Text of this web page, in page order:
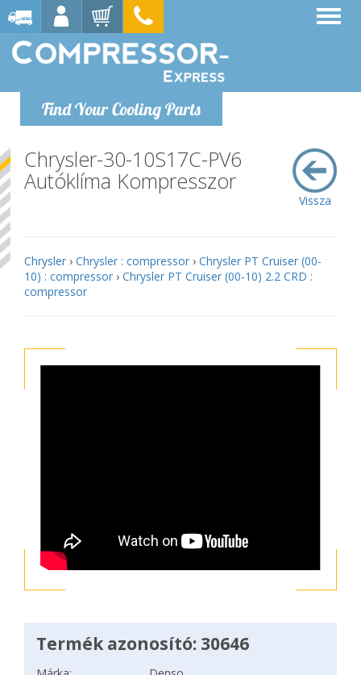
Find Your Cooling Parts
Vissza
Chrysler-30-10S17C-PV6
Autóklíma Kompresszor
Chrysler › Chrysler : compressor › Chrysler PT Cruiser (00-
10) : compressor › Chrysler PT Cruiser (00-10) 2.2 CRD :
compressor
Termék azonosító: 30646